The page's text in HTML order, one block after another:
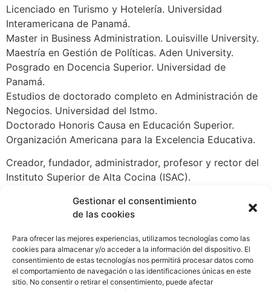
Gestionar el consentimiento
de las cookies
Para ofrecer las mejores experiencias, utilizamos tecnologías como las
cookies para almacenar y/o acceder a la información del dispositivo. El
consentimiento de estas tecnologías nos permitirá procesar datos como
el comportamiento de navegación o las identificaciones únicas en este
sitio. No consentir o retirar el consentimiento, puede afectar
Licenciado en Turismo y Hotelería. Universidad
Interamericana de Panamá.
Master in Business Administration. Louisville University.
Maestría en Gestión de Políticas. Aden University.
Posgrado en Docencia Superior. Universidad de
Panamá.
Estudios de doctorado completo en Administración de
Negocios. Universidad del Istmo.
Doctorado Honoris Causa en Educación Superior.
Organización Americana para la Excelencia Educativa.
Creador, fundador, administrador, profesor y rector del
Instituto Superior de Alta Cocina (ISAC).
Miembro del Club Kiwanis Metropolitano (2005-2015).
Director de Relaciones Públicas del Club Gastronómico
Asesor de la Junta Directiva de la Asociación de
Restaurantes, Bares y Discotecas de Panamá. Junta
directiva 2019-2021.
Consultor para restaurantes y hoteles (2004 a la fecha).